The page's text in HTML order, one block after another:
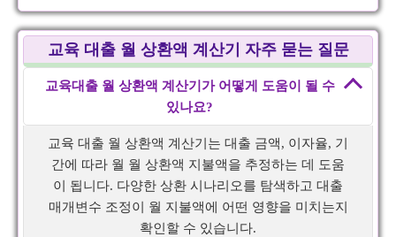
교육 대출 월 상환액 계산기 자주 묻는 질문
교육대출 월 상환액 계산기가 어떻게 도움이 될 수
있나요?
교육 대출 월 상환액 계산기는 대출 금액, 이자율, 기
간에 따라 월 월 상환액 지불액을 추정하는 데 도움
이 됩니다. 다양한 상환 시나리오를 탐색하고 대출
매개변수 조정이 월 지불액에 어떤 영향을 미치는지
확인할 수 있습니다.